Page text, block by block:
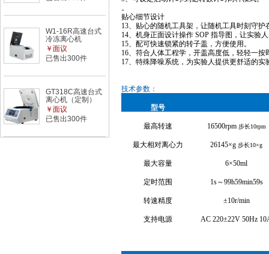
W1-16R高速台式
冷冻离心机
￥面议
已售出300件
GT318C高速台式
离心机（定制）
￥面议
已售出300件
。
贴心细节设计
13、贴心的随机工具架，让随机工具时刻守护
14、机身正面设计操作 SOP 指导图，让实验
15、配可快速锁紧的转子盖，方便使用。
16、符合人体工程学，开盖高度低，轻轻一按
17、特殊降噪系统，为实验人提供更舒适的实
技术参数：
型号
最高转速 16500rpm 步长10rpm
最大相对离心力 26145×g 步长10×g
最大容量 6×50ml
定时范围 1s～99h59min59s
转速精度 ±10r/min
支持电源 AC 220±22V 50Hz